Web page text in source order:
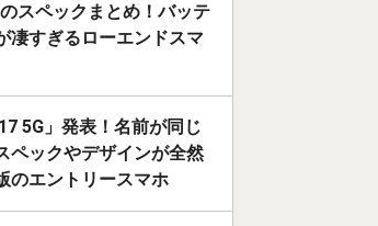
のスペックまとめ！バッテ
凄すぎるローエンドスマ
17 5G」発表！名前が同じ
ペックやデザインが全然
のエントリースマホ